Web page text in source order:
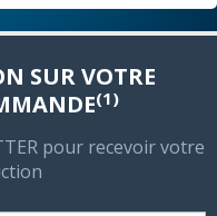
SUR VOTRE
(1)
pour recevoir votre